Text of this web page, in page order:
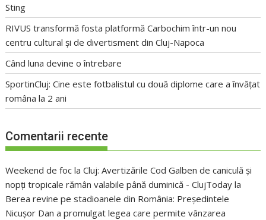
Sting
RIVUS transformă fosta platformă Carbochim într-un nou
centru cultural și de divertisment din Cluj-Napoca
Când luna devine o întrebare
SportinCluj: Cine este fotbalistul cu două diplome care a învățat
româna la 2 ani
Comentarii recente
Weekend de foc la Cluj: Avertizările Cod Galben de caniculă și
nopți tropicale rămân valabile până duminică - ClujToday la
Berea revine pe stadioanele din România: Președintele
Nicușor Dan a promulgat legea care permite vânzarea